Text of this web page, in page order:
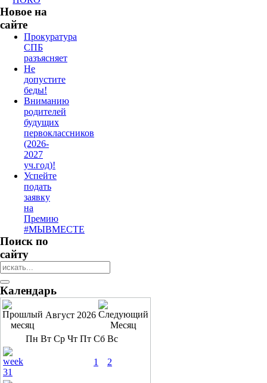
Новое на
сайте
Прокуратура
СПБ
разъясняет
Не
допустите
беды!
Вниманию
родителей
будущих
первоклассников
(2026-
2027
уч.год)!
Успейте
подать
заявку
на
Премию
#МЫВМЕСТЕ
Поиск по
сайту
Календарь
Август 2026
Пн Вт Ср Чт Пт Сб Вс
1 2